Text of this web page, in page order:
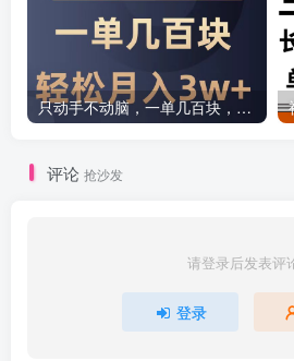
只动手不动脑，一单几百块，轻松月入2w+，看完就能直接操作，详细教程
评论 抢沙发
请登录后发表评
登录